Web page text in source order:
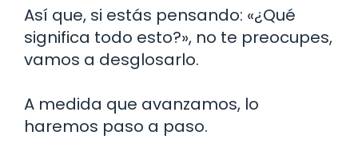
Así que, si estás pensando: «¿Qué
significa todo esto?», no te preocupes,
vamos a desglosarlo.
A medida que avanzamos, lo
haremos paso a paso.